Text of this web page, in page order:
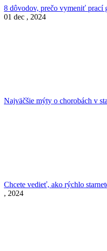
8 dôvodov, prečo vymeniť prací
01 dec , 2024
Najväčšie mýty o chorobách v
Chcete vedieť, ako rýchlo
, 2024